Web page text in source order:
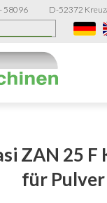
58096 D-52372
ZAN 25
für Pulver